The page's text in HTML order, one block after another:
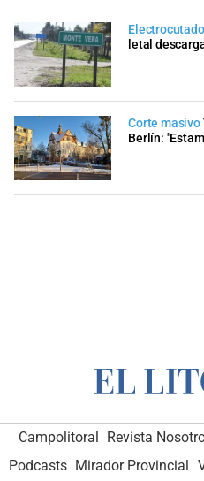
Electrocutado
letal
Corte masivo
Berlín:
Campolitoral Revista
Podcasts Mirador Provincial